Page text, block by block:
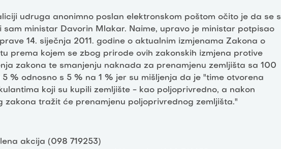
udruga anonimno poslan elektronskom poštom očito je da se s
sam ministar Davorin Mlakar. Naime, upravo je ministar potpisao
14. siječnja 2011. godine o aktualnim izmjenama Zakona o
prema kojem se zbog prirode ovih zakonskih izmjena protive
zakona te smanjenju naknada za prenamjenu zemljišta sa 100
% odnosno s 5 % na 1 % jer su mišljenja da je "time otvorena
koji su kupili zemljište - kao poljoprivredno, a nakon
zakona tražit će prenamjenu poljoprivrednog zemljišta."
akcija (098 719253)